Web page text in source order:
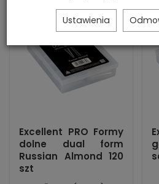
Excellent PRO Formy
dolne dual form
Russian Almond 120
szt
Ustawienia